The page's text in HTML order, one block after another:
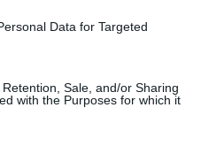
Data for Targeted
Sale, and/or Sharing
with the Purposes for which it
de Italia tras el rechazo de
los controles a viajeros de